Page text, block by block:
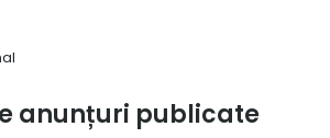
anunțuri publicate